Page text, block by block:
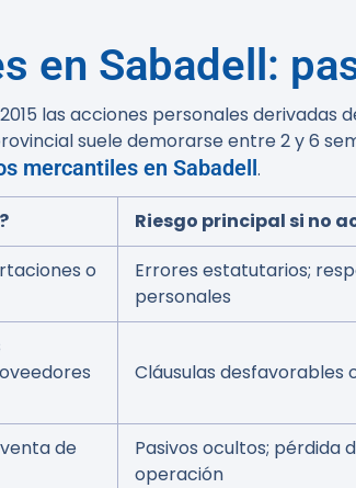
en Sabadell:
las acciones personales derivadas
suele demorarse entre2 y 6
mercantiles en Sabadell.
Riesgo principal si no
o
Errores estatutarios;
personales
Cláusulas desfavorables
de
Pasivos ocultos; pérdida
operación